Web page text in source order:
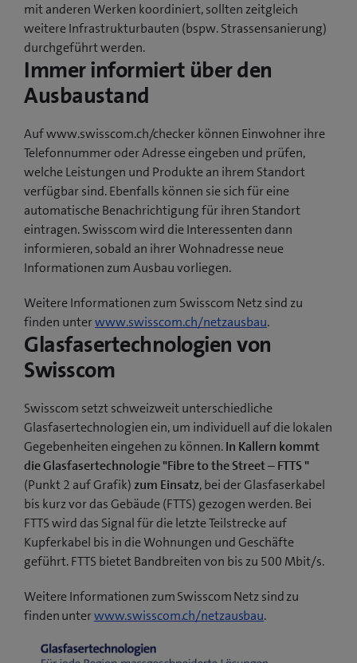
mit anderen Werken koordiniert, sollten zeitgleich
weitere Infrastrukturbauten (bspw. Strassensanierung)
durchgeführt werden.
Immer informiert über den
Ausbaustand
Auf www.swisscom.ch/checker können Einwohner ihre
Telefonnummer oder Adresse eingeben und prüfen,
welche Leistungen und Produkte an ihrem Standort
verfügbar sind. Ebenfalls können sie sich für eine
automatische Benachrichtigung für ihren Standort
eintragen. Swisscom wird die Interessenten dann
informieren, sobald an ihrer Wohnadresse neue
Informationen zum Ausbau vorliegen.
Weitere Informationen zum Swisscom Netz sind zu
finden unterwww.swisscom.ch/netzausbau.
Glasfasertechnologien von
Swisscom
Swisscom setzt schweizweit unterschiedliche
Glasfasertechnologien ein, um individuell auf die lokalen
Gegebenheiten eingehen zu können.In Kallern kommt
die Glasfasertechnologie "Fibre to the Street – FTTS "
(Punkt 2 auf Grafik)zum Einsatz, bei der Glasfaserkabel
bis kurz vor das Gebäude (FTTS) gezogen werden. Bei
FTTS wird das Signal für die letzte Teilstrecke auf
Kupferkabel bis in die Wohnungen und Geschäfte
geführt. FTTS bietet Bandbreiten von bis zu 500 Mbit/s.
Weitere Informationen zum Swisscom Netz sind zu
finden unterwww.swisscom.ch/netzausbau.